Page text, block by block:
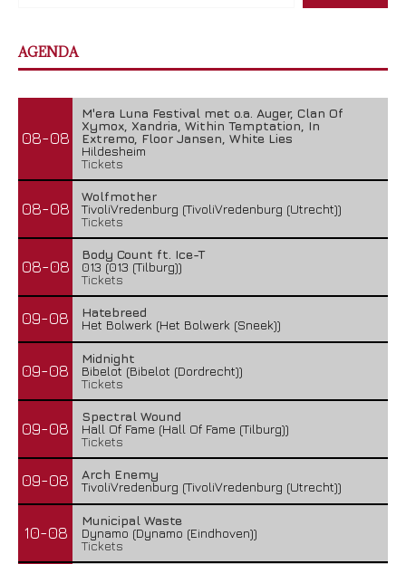
AGENDA
08-08
M'era Luna Festival met o.a. Auger, Clan Of
Xymox, Xandria, Within Temptation, In
Extremo, Floor Jansen, White Lies
Hildesheim
Tickets
08-08
Wolfmother
TivoliVredenburg (TivoliVredenburg (Utrecht))
Tickets
08-08
Body Count ft. Ice-T
013 (013 (Tilburg))
Tickets
09-08
Hatebreed
Het Bolwerk (Het Bolwerk (Sneek))
09-08
Midnight
Bibelot (Bibelot (Dordrecht))
Tickets
09-08
Spectral Wound
Hall Of Fame (Hall Of Fame (Tilburg))
Tickets
09-08
Arch Enemy
TivoliVredenburg (TivoliVredenburg (Utrecht))
10-08
Municipal Waste
Dynamo (Dynamo (Eindhoven))
Tickets